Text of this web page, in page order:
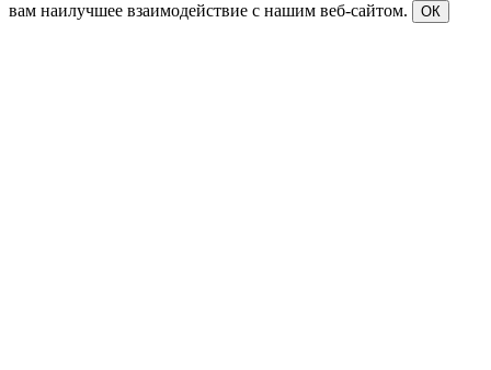
вам наилучшее взаимодействие с нашим веб-сайтом.
ОК